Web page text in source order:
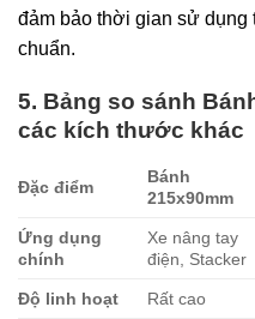
đảm bảo thời gian sử dụng
chuẩn.
5. Bảng so sánh
các kích thước khác
Đặc điểm
Bánh
215x90mm
Ứng dụng
chính
Xe nâng tay
điện, Stacker
Độ linh hoạt Rất cao